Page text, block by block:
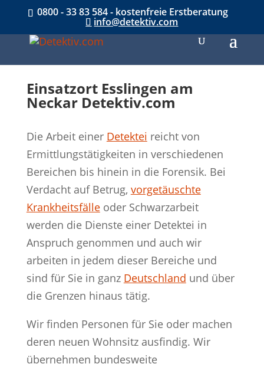
0800 - 33 83 584 - kostenfreie Erstberatung
info@detektiv.com
Einsatzort Esslingen am
Neckar Detektiv.com
Die Arbeit einer Detektei reicht von
Ermittlungstätigkeiten in verschiedenen
Bereichen bis hinein in die Forensik. Bei
Verdacht auf Betrug, vorgetäuschte
Krankheitsfälleoder Schwarzarbeit
werden die Dienste einer Detektei in
Anspruch genommen und auch wir
arbeiten in jedem dieser Bereiche und
sind für Sie in ganz Deutschland und über
die Grenzen hinaus tätig.
Wir finden Personen für Sie oder machen
deren neuen Wohnsitz ausfindig. Wir
übernehmen bundesweite